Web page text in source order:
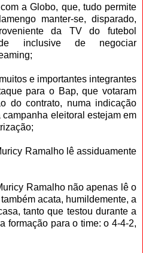
a Globo, que, tudo permite
manter-se, disparado,
da TV do futebol
inclusive de negociar
e importantes integrantes
para o Bap, que votaram
do contrato, numa indicação
eleitoral estejam em
Ramalho lê assiduamente
Ramalho não apenas lê o
acata, humildemente, a
tanto que testou durante a
formação para o time: o 4-4-2,